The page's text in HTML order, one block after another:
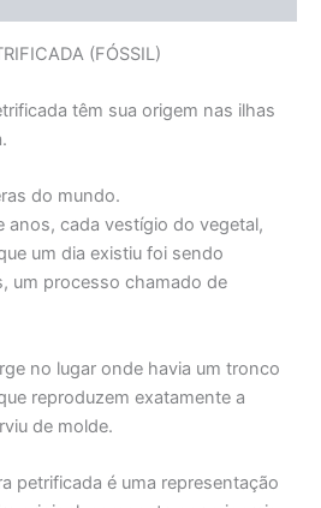
(FÓSSIL)
têm sua origem nas ilhas
do mundo.
anos, cada vestígio do vegetal,
um dia existiu foi sendo
um processo chamado de
no lugar onde havia um tronco
reproduzem exatamente a
de molde.
petrificada é uma representação